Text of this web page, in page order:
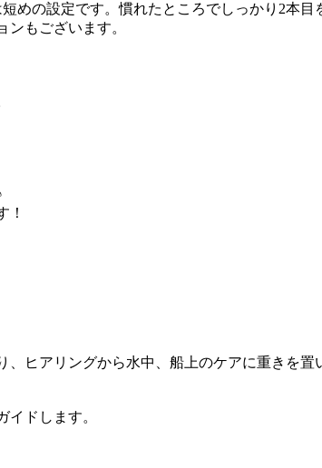
めの設定です。慣れたところでしっかり2本目
もございます。
！
ヒアリングから水中、船上のケアに重きを置
ドします。